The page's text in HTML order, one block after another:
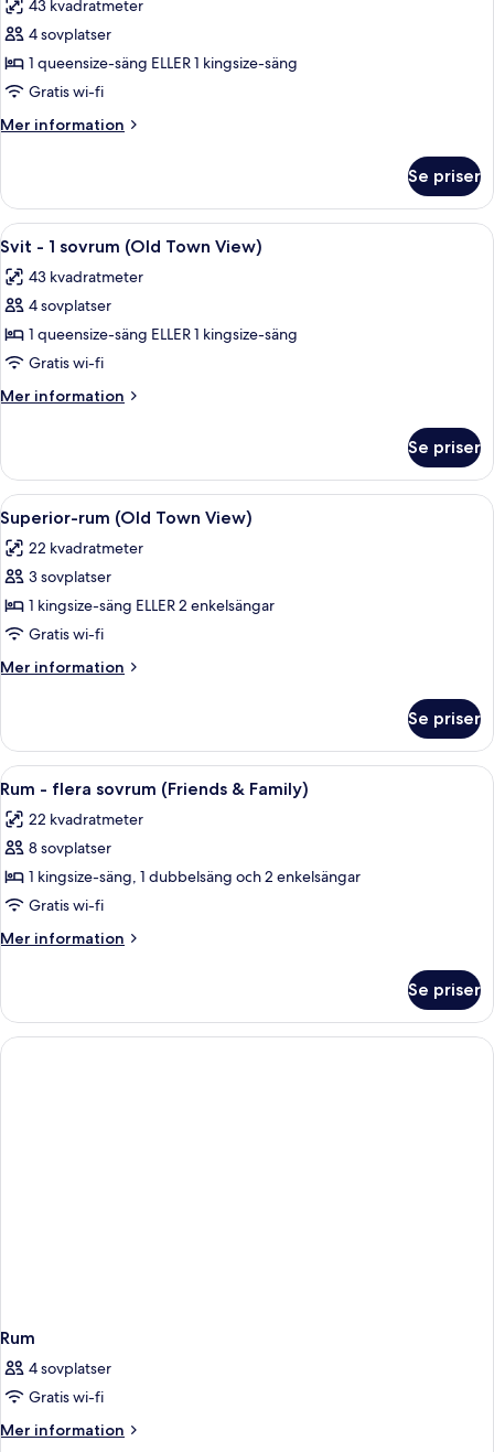
foton
för
Svit
-
1
sovrum
43 kvadratmeter
4 sovplatser
1 queensize-säng ELLER 1 kingsize-säng
Gratis wi-fi
Mer information
Mer
-
sovrum
Se priser
Öppna
alla
foton
för
Svit
-
1
sovrum
Town
View)
Svit - 1 sovrum (Old Town View) |
13
Svit - 1 sovrum (Old Town View)
43 kvadratmeter
4 sovplatser
1 queensize-säng ELLER 1 kingsize-säng
Gratis wi-fi
Mer information
Mer
-
sovrum
(Old
Town
View)
Se priser
Öppna
alla
foton
för
Superior-
rum
(Old
Town
Ett hotellrum med en säng, ett
8
Superior-rum (Old Town View)
22 kvadratmeter
3 sovplatser
1 kingsize-säng ELLER 2 enkelsängar
Gratis wi-fi
Mer information
Mer
rum
(Old
Town
Se priser
Öppna
alla
foton
för
Rum
-
flera
sovrum
&
Family)
Ett hotellrum med en säng, en stol,
10
Rum - flera sovrum (Friends & Family)
22 kvadratmeter
8 sovplatser
1 kingsize-säng, 1 dubbelsäng och 2 enkelsängar
Gratis wi-fi
Mer information
Mer
-
flera
sovrum
Se priser
Rum
4 sovplatser
Gratis wi-fi
Mer information
Mer